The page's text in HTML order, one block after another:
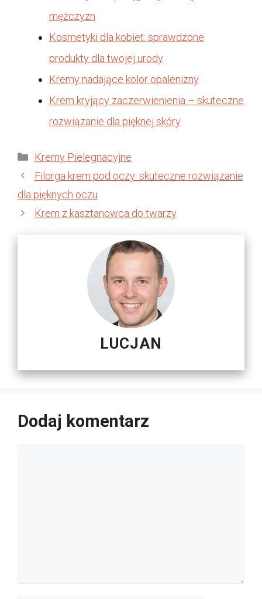
mężczyzn
Kosmetyki dla kobiet: sprawdzone
produkty dla twojej urody
Kremy nadające kolor opalenizny
Krem kryjący zaczerwienienia – skuteczne
rozwiązanie dla pięknej skóry
Kategorie
Kremy Pielegnacyjne
Filorga krem pod oczy: skuteczne rozwiązanie
dla pięknych oczu
Krem z kasztanowca do twarzy
LUCJAN
Dodaj komentarz